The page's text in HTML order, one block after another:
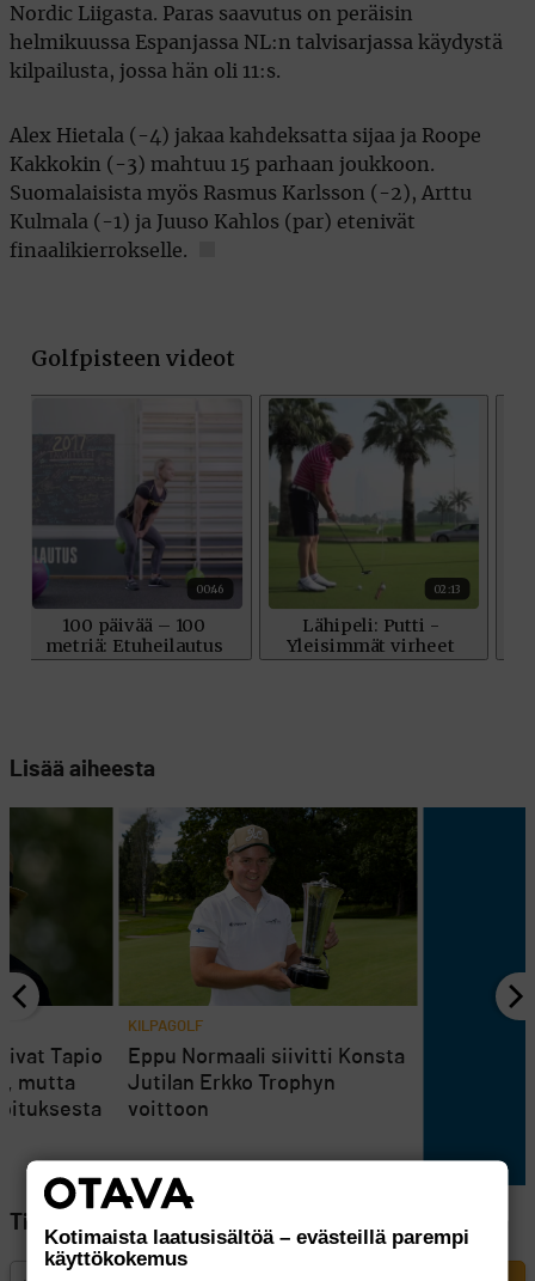
Nordic Liigasta. Paras saavutus on peräisin
helmikuussa Espanjassa NL:n talvisarjassa käydystä
kilpailusta, jossa hän oli 11:s.
Alex Hietala (-4) jakaa kahdeksatta sijaa ja Roope
Kakkokin (-3) mahtuu 15 parhaan joukkoon.
Suomalaisista myös Rasmus Karlsson (-2), Arttu
Kulmala (-1) ja Juuso Kahlos (par) etenivät
finaalikierrokselle.
Lisää aiheesta
KILPAGOLF
Eppu Normaali siivitti Konsta
Jutilan Erkko Trophyn
voittoon
Tapio
mutta
Tilaa Golfpisteen uutiskirje
Kotimaista laatusisältöä – evästeillä parempi
käyttökokemus